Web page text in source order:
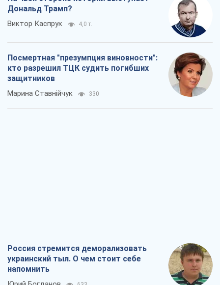
Дональд Трамп?
Виктор Каспрук 4,0 т.
Посмертная "презумпция виновности":
кто разрешил ТЦК судить погибших
защитников
Марина Ставнійчук 330
Россия стремится деморализовать
украинский тыл. О чем стоит себе
напомнить